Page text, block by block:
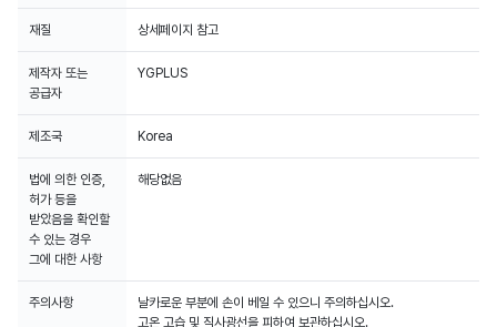
재질 상세페이지 참고
제작자 또는
공급자
YGPLUS
제조국 Korea
법에 의한 인증,
허가 등을
받았음을 확인할
수 있는 경우
그에 대한 사항
해당없음
주의사항
날카로운 부분에 손이 베일 수 있으니 주의하십시오.
고온 고습 및 직사광선을 피하여 보관하십시오.